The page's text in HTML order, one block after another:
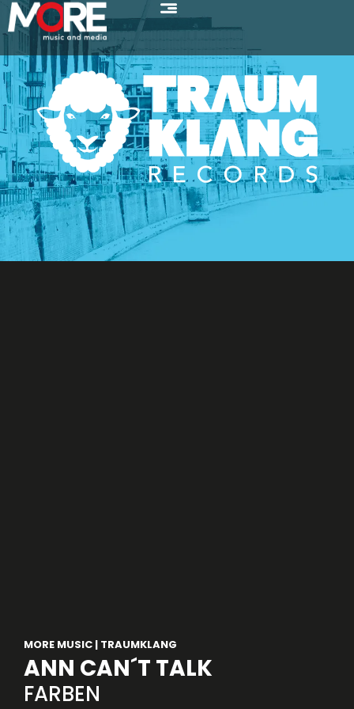
MORE MUSIC | TRAUMKLANG
ANN CAN´T TALK
FARBEN